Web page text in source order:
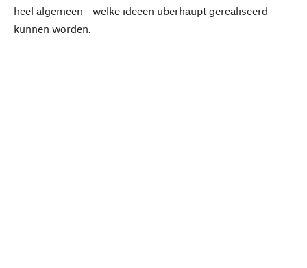
heel algemeen - welke ideeën überhaupt gerealiseerd
kunnen worden.